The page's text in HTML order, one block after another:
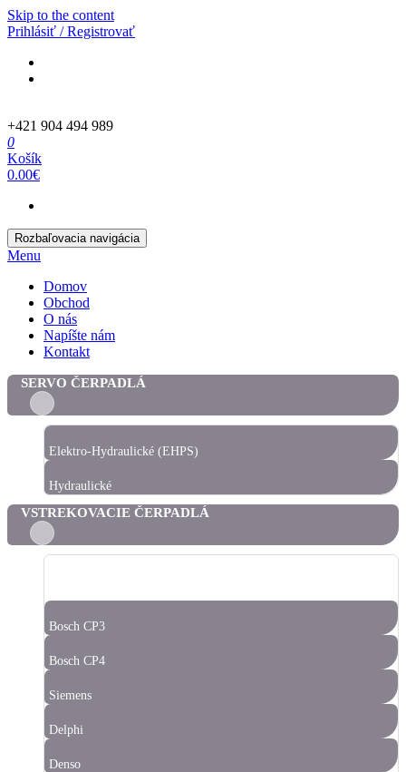
Skip to the content
Prihlásiť / Registrovať
+421 904 494 989
0
Košík
0.00€
Rozbaľovacia navigácia
Menu
Domov
Obchod
O nás
Napíšte nám
Kontakt
SERVO ČERPADLÁ
Elektro-Hydraulické (EHPS)
Hydraulické
VSTREKOVACIE ČERPADLÁ
Bosch CP3
Bosch CP4
Siemens
Delphi
Denso